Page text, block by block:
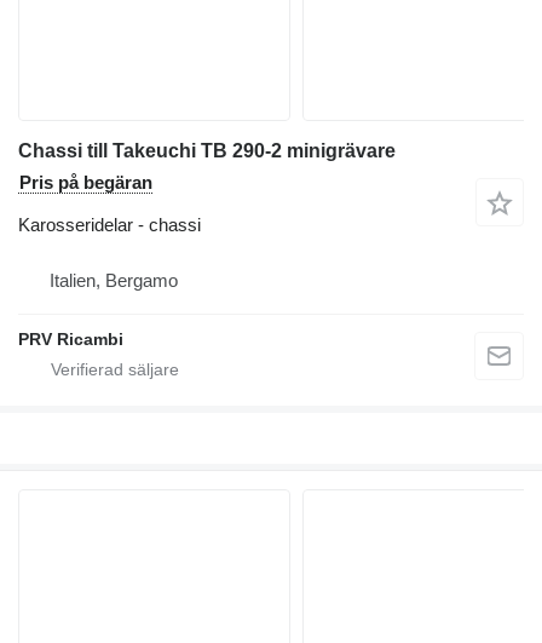
Chassi till Takeuchi TB 290-2 minigrävare
Pris på begäran
Karosseridelar - chassi
Italien, Bergamo
PRV Ricambi